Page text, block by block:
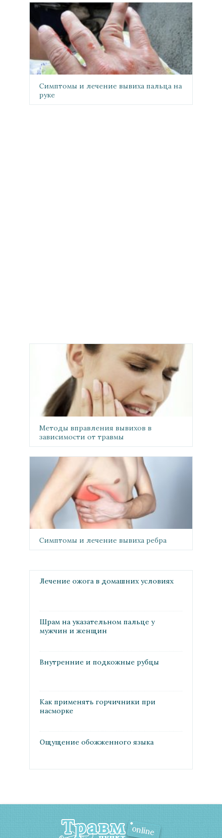
Симптомы и лечение вывиха пальца на
руке
Методы вправления вывихов в
зависимости от травмы
Симптомы и лечение вывиха ребра
Лечение ожога в домашних условиях
Шрам на указательном пальце у
мужчин и женщин
Внутренние и подкожные рубцы
Как применять горчичники при
насморке
Ощущение обожженного языка